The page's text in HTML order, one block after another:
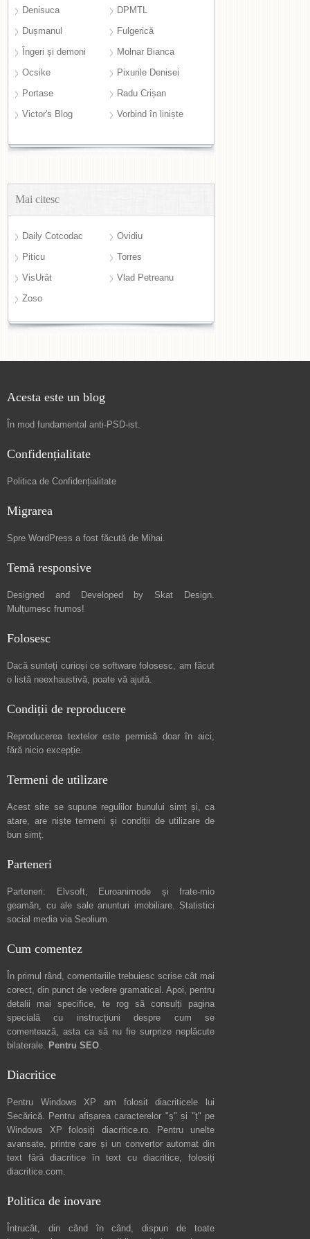
Denisuca
DPMTL
Dușmanul
Fulgerică
Îngeri și demoni
Molnar Bianca
Ocsike
Pixurile Denisei
Portase
Radu Crișan
Victor's Blog
Vorbind în liniște
Mai citesc
Daily Cotcodac
Ovidiu
Piticu
Torres
VisUrât
Vlad Petreanu
Zoso
Acesta este un blog
În mod fundamental anti-PSD-ist.
Confidențialitate
Politica de Confidențialitate
Migrarea
Spre WordPress a fost făcută de Mihai.
Temă responsive
Designed and Developed by Skat Design.
Mulțumesc frumos!
Folosesc
Dacă sunteți curioși ce software folosesc, am făcut
o listă neexhaustivă, poate vă ajută.
Condiții de reproducere
Reproducerea textelor este permisă doar în aici,
fără nicio excepție.
Termeni de utilizare
Acest site se supune regulilor bunului simț și, ca
atare, are niștetermeni și condiții de utilizare de
bun simț.
Parteneri
Parteneri: Elvsoft, Euroanimode și frate-mio
geamăn, cu ale sale anunturi imobiliare. Statistici
social media via Seolium.
Cum comentez
În primul rând, comentariile trebuiesc scrise cât mai
corect, din punct de vedere gramatical. Apoi, pentru
detalii mai specifice, te rog să consulți pagina
specială cu instrucțiuni despre cum se
comentează, asta ca să nu fie surprize neplăcute
bilaterale. Pentru SEO.
Diacritice
Pentru Windows XP am folosit diacriticele lui
Secărică. Pentru afișarea caracterelor "ș" și "ț" pe
Windows XP folosiți diacritice.ro. Pentru unelte
avansate, printre care și un convertor automat din
text fără diacritice în text cu diacritice, folosiți
diacritice.com.
Politica de inovare
Întrucât, din când în când, dispun de toate